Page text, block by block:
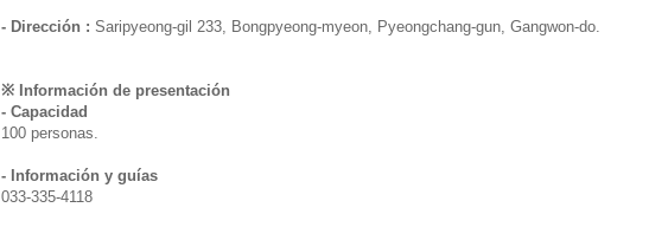
- Dirección : Saripyeong-gil 233, Bongpyeong-myeon, Pyeongchang-gun, Gangwon-do.
※ Información de presentación
- Capacidad
100 personas.
- Información y guías
033-335-4118